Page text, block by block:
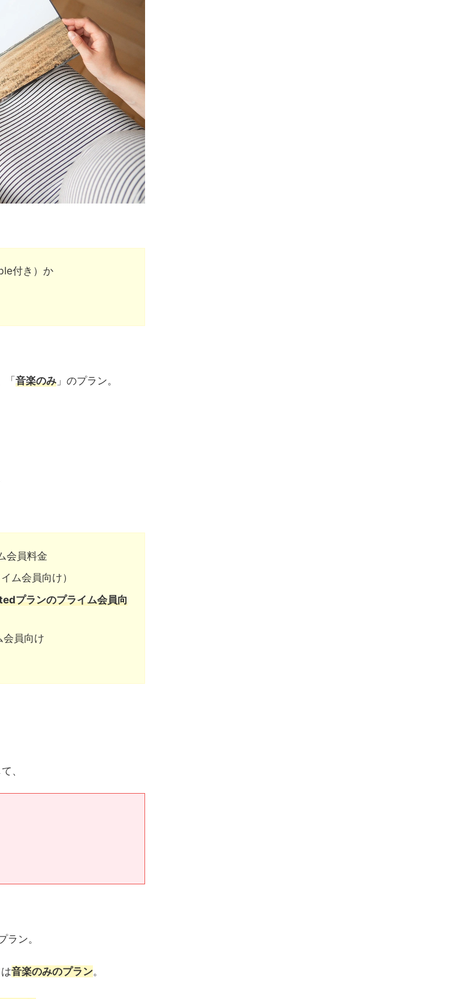
付き）か
「音楽のみ 」のプラン。
会員料金
イム会員向け）
プランのプライム会員向
員向け
、
ン。
音楽のみのプラン。